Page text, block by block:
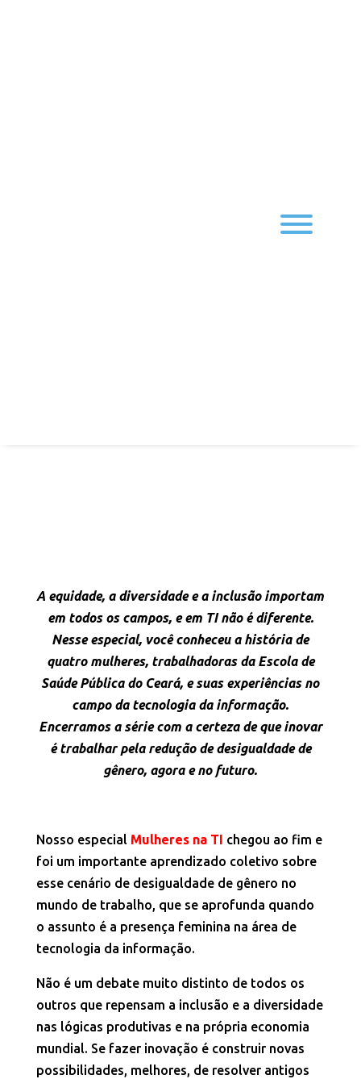
A equidade, a diversidade e a inclusão importam
em todos os campos, e em TI não é diferente.
Nesse especial, você conheceu a história de
quatro mulheres, trabalhadoras da Escola de
Saúde Pública do Ceará, e suas experiências no
campo da tecnologia da informação.
Encerramos a série com a certeza de que inovar
é trabalhar pela redução de desigualdade de
gênero, agora e no futuro.
Nosso especial Mulheres na TI chegou ao fim e
foi um importante aprendizado coletivo sobre
esse cenário de desigualdade de gênero no
mundo de trabalho, que se aprofunda quando
o assunto é a presença feminina na área de
tecnologia da informação.
Não é um debate muito distinto de todos os
outros que repensam a inclusão e a diversidade
nas lógicas produtivas e na própria economia
mundial. Se fazer inovação é construir novas
possibilidades, melhores, de resolver antigos